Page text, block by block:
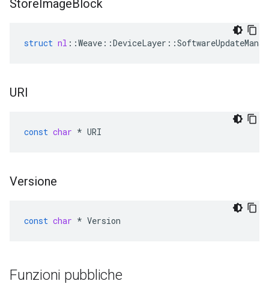
StoreImageBlock
struct nl ::Weave ::DeviceLayer ::
URI
const char * URI
Versione
const char * Version
Funzioni pubbliche